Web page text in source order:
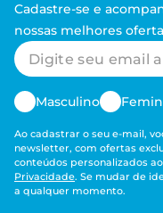
Cadastre-se e
nossas melhores
Masculino
Ao cadastrar o seu e-mail,
newsletter, com ofertas
conteúdos personalizados
Privacidade. Se mudar de
a qualquer momento.